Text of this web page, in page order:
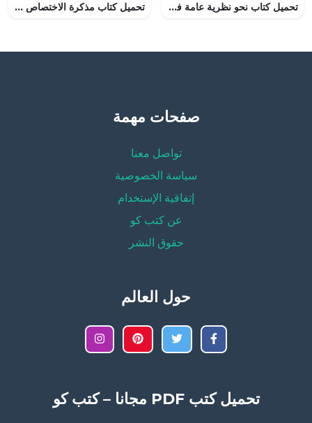
تحميل كتاب نحو نظرية عامة في العرف الإداري PDF تأليف د. برهان زريق مجانا [كامل] تحميل كتاب مذكرة الاختصاص PDF تأليف عبد الله بن تركي الحمودي مجانا [كامل]
صفحات مهمة
تواصل معنا
سياسة الخصوصية
إتفاقية الإستخدام
عن كتب كو
حقوق النشر
حول العالم
تحميل كتب PDF مجانا – كتب كو